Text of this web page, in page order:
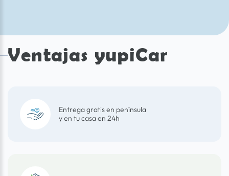
Ventajas yupiCar
Entrega gratis en península
y en tu casa en 24h